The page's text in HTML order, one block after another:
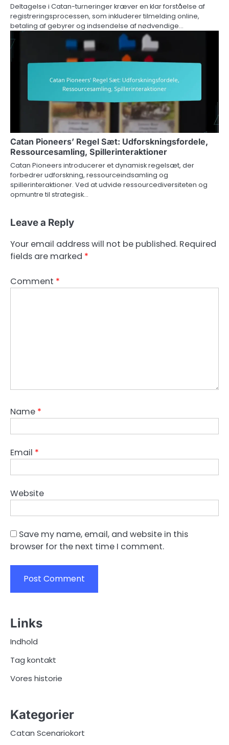
Deltagelse i Catan-turneringer kræver en klar forståelse af
registreringsprocessen, som inkluderer tilmelding online,
betaling af gebyrer og indsendelse af nødvendige…
Catan Pioneers’ Regel Sæt: Udforskningsfordele,
Ressourcesamling, Spillerinteraktioner
Catan Pioneers introducerer et dynamisk regelsæt, der
forbedrer udforskning, ressourceindsamling og
spillerinteraktioner. Ved at udvide ressourcediversiteten og
opmuntre til strategisk…
Leave a Reply
Your email address will not be published. Required
fields are marked *
Comment *
Name *
Email *
Website
Save my name, email, and website in this
browser for the next time I comment.
Links
Indhold
Tag kontakt
Vores historie
Kategorier
Catan Scenariokort